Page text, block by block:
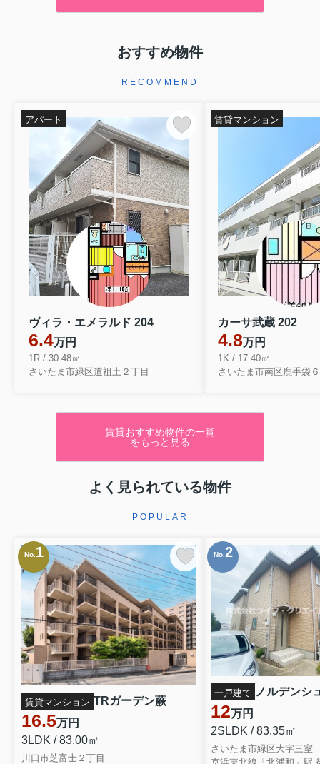
おすすめ物件
RECOMMEND
ヴィラ・エメラルド 204
6.4万円
1R / 30.48㎡
さいたま市緑区道祖土２丁目
アパート
カーサ武蔵 202
4.8万円
1K / 17.40㎡
さいたま市南区鹿手袋
賃貸マンション
賃貸おすすめ物件の一覧
をもっと見る
よく見られている物件
POPULAR
No.1
賃貸マンション TRガーデン蕨
16.5万円
3LDK / 83.00㎡
川口市芝富士２丁目
No.2
一戸建て ノルデンシ
12万円
2SLDK / 83.35㎡
さいたま市緑区大字三室